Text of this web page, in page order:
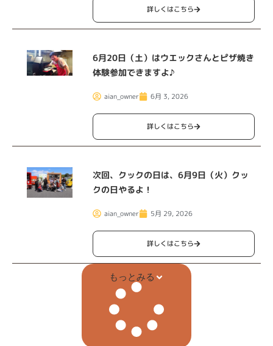
詳しくはこちら
6月20日（土）はウエックさんとピザ焼き
体験参加できますよ♪
aian_owner 6月 3, 2026
詳しくはこちら
次回、クックの日は、6月9日（火）クッ
クの日やるよ！
aian_owner 5月 29, 2026
詳しくはこちら
もっとみる